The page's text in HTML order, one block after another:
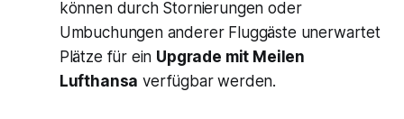
können durch Stornierungen oder
Umbuchungen anderer Fluggäste unerwartet
Plätze für ein Upgrade mit Meilen
Lufthansa verfügbar werden.